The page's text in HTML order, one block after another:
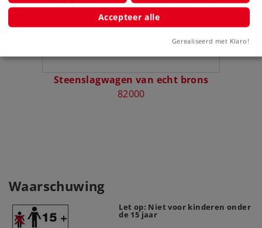
Steenslagwagen van echt brons
82000
Waarschuwing
Let op: Niet voor kinderen onder
de 15 jaar
Accepteer alle
Gerealiseerd met Klaro!